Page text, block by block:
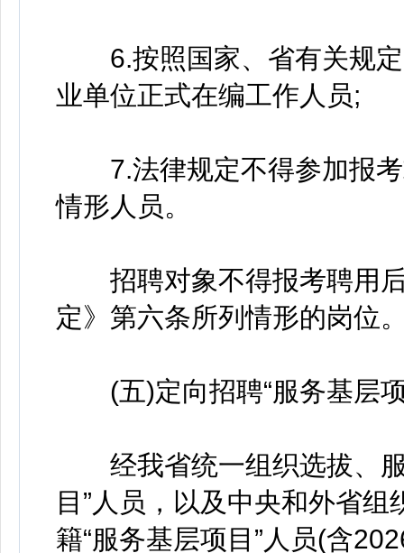
6.按照国家、省有关规定
业单位正式在编工作人员;
7.法律规定不得参加报考
情形人员。
招聘对象不得报考聘用后
定》第六条所列情形的岗位
(五)定向招聘“服务基层项
经我省统一组织选拔、服
目”人员，以及中央和外省
籍“服务基层项目”人员(含